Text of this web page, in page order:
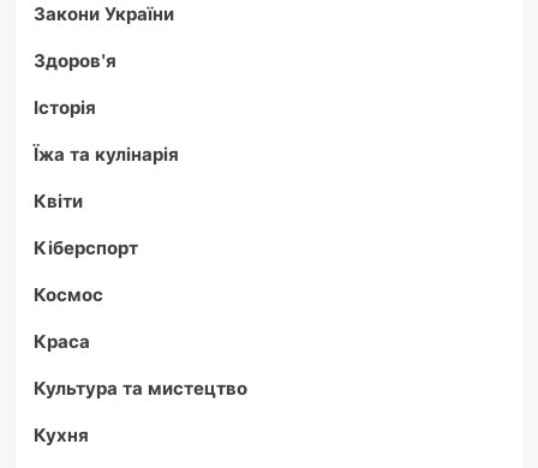
Закони України
Здоров'я
Історія
Їжа та кулінарія
Квіти
Кіберспорт
Космос
Краса
Культура та мистецтво
Кухня